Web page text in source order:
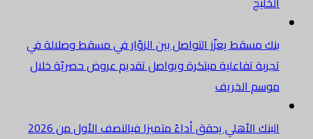
بنك مسقط يعزّز التواصل بين الزوّار في مسقط وصلالة في
تجربة تفاعلية مبتكرة ويواصل تقديم عروض حصريّة خلال
موسم الخريف
البنك الأهلي يحقق أداءً متميزا فيالنصف الأول من 2026